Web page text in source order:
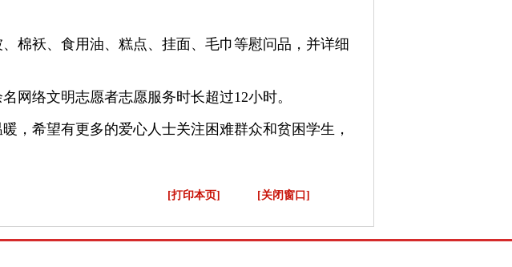
棉袄、食用油、糕点、挂面、毛巾等慰问品，并详细
名网络文明志愿者志愿服务时长超过12小时。
，希望有更多的爱心人士关注困难群众和贫困学生，
[打印本页] [关闭窗口]